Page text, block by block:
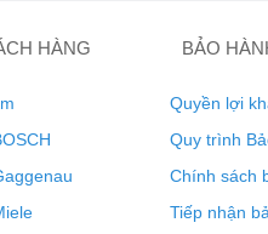
HÀNG BẢO
Quyền lợi
Quy trình
Chính sách
Tiếp nhận